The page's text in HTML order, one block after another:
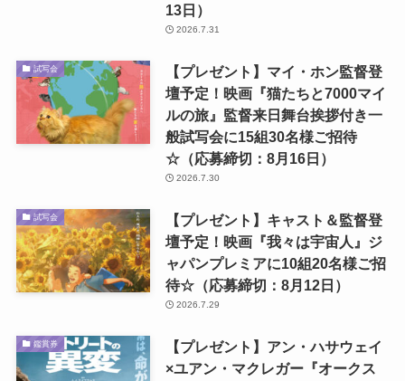
13日）
2026.7.31
試写会
【プレゼント】マイ・ホン監督登
壇予定！映画『猫たちと7000マイ
ルの旅』監督来日舞台挨拶付き一
般試写会に15組30名様ご招待
☆（応募締切：8月16日）
2026.7.30
試写会
【プレゼント】キャスト＆監督登
壇予定！映画『我々は宇宙人』ジ
ャパンプレミアに10組20名様ご招
待☆（応募締切：8月12日）
2026.7.29
鑑賞券
【プレゼント】アン・ハサウェイ
×ユアン・マクレガー『オークス